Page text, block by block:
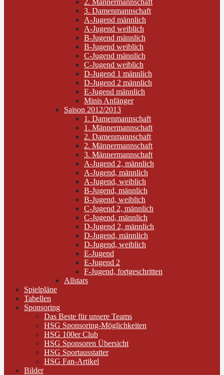
2. Männermannschaft
3. Damenmannschaft
A-Jugend männlich
A-Jugend weiblich
B-Jugend männlich
B-Jugend weiblich
C-Jugend männlich
C-Jugend weiblich
D-Jugend 1 männlich
D-Jugend 2 männlich
E-Jugend männlich
Minis Anfänger
Saison 2012/2013
1. Damenmannschaft
1. Männermannschaft
2. Damenmannschaft
2. Männermannschaft
3. Männermannschaft
A-Jugend 2, männlich
A-Jugend, männlich
A-Jugend, weiblich
B-Jugend, männlich
B-Jugend, weiblich
C-Jugend 2, männlich
C-Jugend, männlich
D-Jugend 2, männlich
D-Jugend, männlich
D-Jugend, weiblich
E-Jugend
E-Jugend 2
F-Jugend, fortgeschritten
Allstars
Spielpläne
Tabellen
Sponsoring
Das Beste für unsere Teams
HSG Sponsoring-Möglichkeiten
HSG 100er Club
HSG Sponsoren Übersicht
HSG Sportausstatter
HSG Fan-Artikel
Bilder